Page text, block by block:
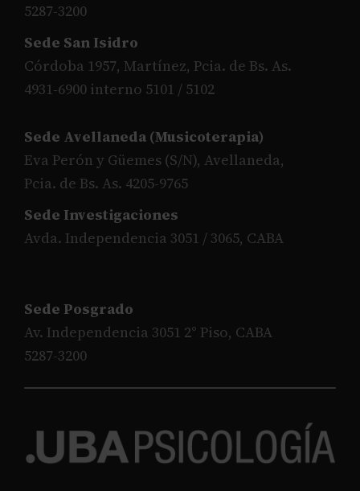
5287-3200
Sede San Isidro
Córdoba 1957, Martínez, Pcia. de Bs. As.
4931-6900 interno 5101 / 5102
Sede Avellaneda (Musicoterapia)
Eva Perón y Güemes (S/N), Avellaneda,
Pcia. de Bs. As. 4205-9765
Sede Investigaciones
Avda. Independencia 3051 / 3065, CABA
Sede Posgrado
Av. Independencia 3051 2° Piso, CABA
5287-3200